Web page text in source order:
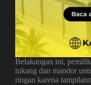
Belakangan ini,
tukang dan mandor
ringan karena